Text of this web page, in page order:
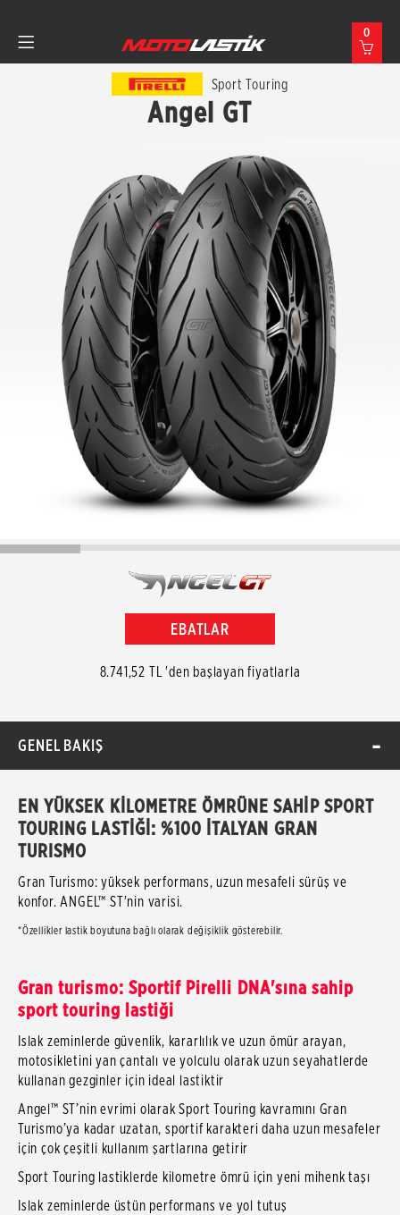
0
Sport Touring
Angel GT
EBATLAR
8.741,52 TL 'den başlayan fiyatlarla
GENEL BAKIŞ
EN YÜKSEK KİLOMETRE ÖMRÜNE SAHİP SPORT
TOURING LASTİĞİ: %100 İTALYAN GRAN
TURISMO
Gran Turismo: yüksek performans, uzun mesafeli sürüş ve
konfor. ANGEL™ ST'nin varisi.
*Özellikler lastik boyutuna bağlı olarak değişiklik gösterebilir.
Gran turismo: Sportif Pirelli DNA'sına sahip
sport touring lastiği
Islak zeminlerde güvenlik, kararlılık ve uzun ömür arayan,
motosikletini yan çantalı ve yolculu olarak uzun seyahatlerde
kullanan gezginler için ideal lastiktir
Angel™ ST’nin evrimi olarak Sport Touring kavramını Gran
Turismo’ya kadar uzatan, sportif karakteri daha uzun mesafeler
için çok çeşitli kullanım şartlarına getirir
Sport Touring lastiklerde kilometre ömrü için yeni mihenk taşı
Islak zeminlerde üstün performans ve yol tutuş